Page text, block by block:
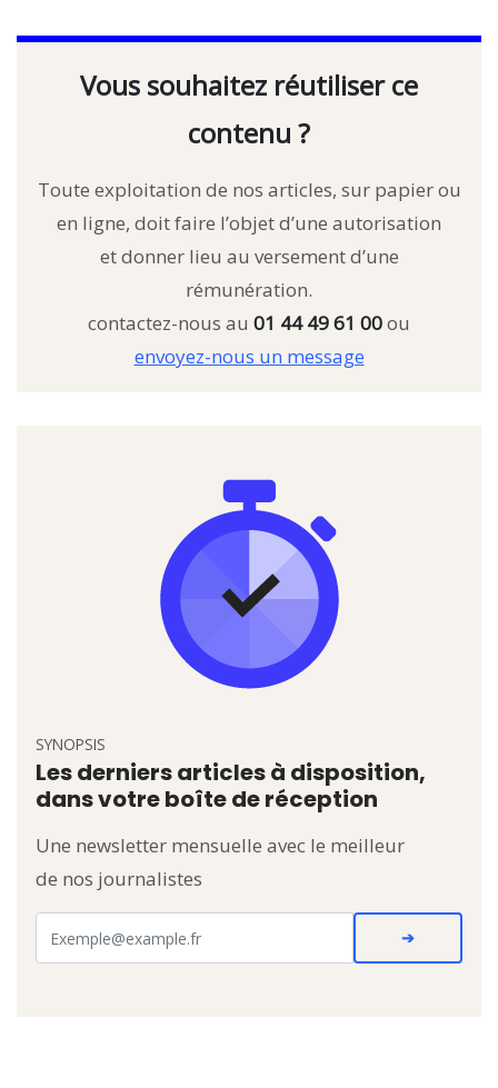
Vous souhaitez réutiliser ce
contenu ?
Toute exploitation de nos articles, sur papier ou
en ligne, doit faire l’objet d’une autorisation
et donner lieu au versement d’une
rémunération.
contactez-nous au 01 44 49 61 00ou
envoyez-nous un message
SYNOPSIS
Les derniers articles à disposition,
dans votre boîte de réception
Une newsletter mensuelle avec le meilleur
de nos journalistes